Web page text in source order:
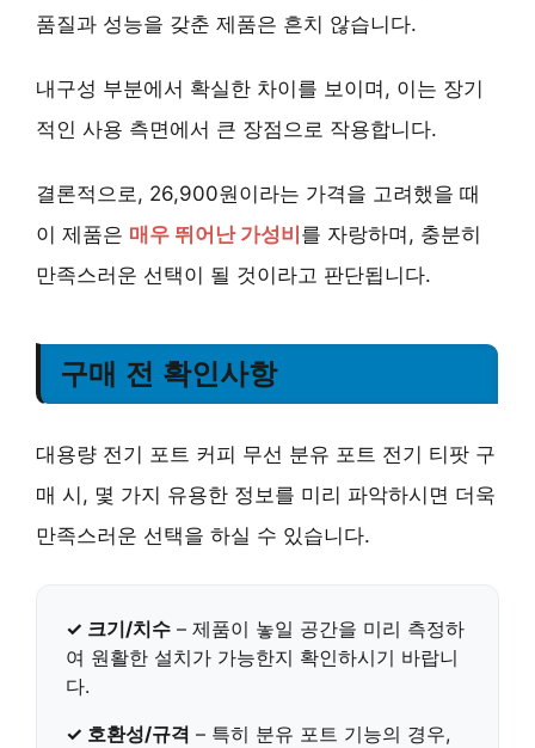
품질과 성능을 갖춘 제품은 흔치 않습니다.
내구성 부분에서 확실한 차이를 보이며, 이는 장기
적인 사용 측면에서 큰 장점으로 작용합니다.
결론적으로, 26,900원이라는 가격을 고려했을 때
이 제품은 매우 뛰어난 가성비를 자랑하며, 충분히
만족스러운 선택이 될 것이라고 판단됩니다.
구매 전 확인사항
대용량 전기 포트 커피 무선 분유 포트 전기 티팟 구
매 시, 몇 가지 유용한 정보를 미리 파악하시면 더욱
만족스러운 선택을 하실 수 있습니다.
✓ 크기/치수 – 제품이 놓일 공간을 미리 측정하
여 원활한 설치가 가능한지 확인하시기 바랍니
다.
✓ 호환성/규격 – 특히 분유 포트 기능의 경우,